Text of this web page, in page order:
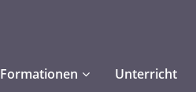
Formationen Unterricht